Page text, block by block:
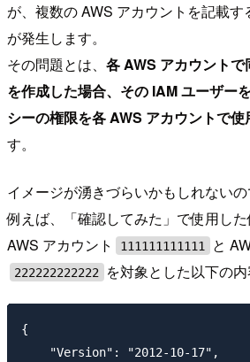
が、複数の AWS アカウントを記載
が発生します。
その問題とは、 各 AWS アカウント
を作成した場合、その IAM ユーザー
シーの権限を各 AWS アカウントで
す。
イメージが湧きづらいかもしれないの
例えば、「確認してみた」で使用した
AWS アカウント
111111111111 と
222222222222 を対象とした以下の内
{
    "Version": "2012-10-17",